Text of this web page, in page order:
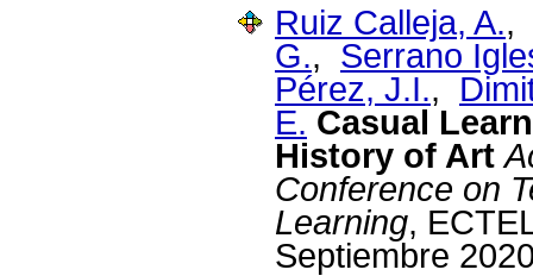
Ruiz Calleja, A.,
G., Serrano
Pérez, J.I.,
E. Casual
History of Art
Conference on
Learning,
Septiembre